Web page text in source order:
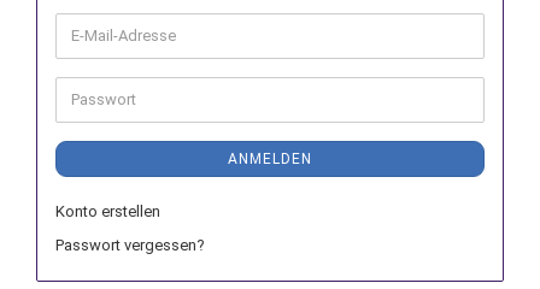
E-
Mail-
Adresse
Passwort
ANMELDEN
Konto erstellen
Passwort vergessen?